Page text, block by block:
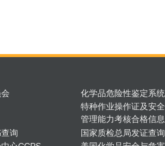
化学品危险性鉴定系统
特种作业操作证及安
管理能力考核合格信
询
国家质检总局发证查询